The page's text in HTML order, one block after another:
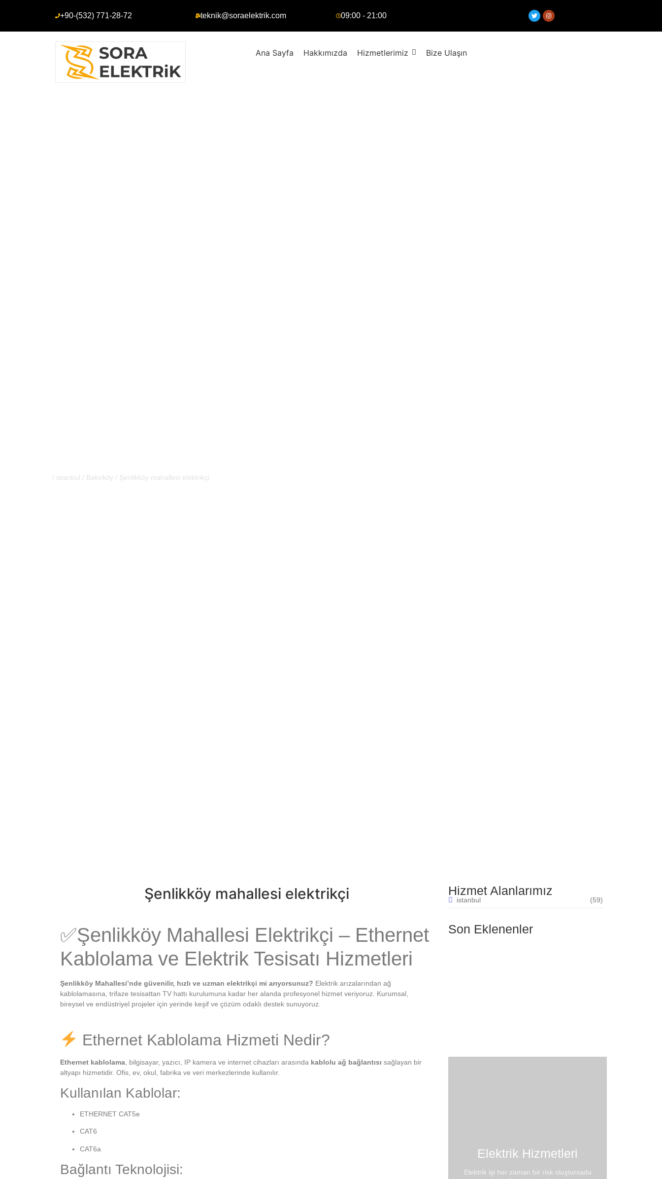
+90-(532) 771-28-72 teknik@soraelektrik.com 09:00 - 21:00
Ana Sayfa Hakkımızda Hizmetlerimiz Bize Ulaşın
/ istanbul / Bakırköy / Şenlikköy mahallesi elektrikçi
Şenlikköy mahallesi elektrikçi
✅Şenlikköy Mahallesi Elektrikçi – Ethernet
Kablolama ve Elektrik Tesisatı Hizmetleri
Şenlikköy Mahallesi’nde güvenilir, hızlı ve uzman elektrikçi mi arıyorsunuz? Elektrik arızalarından ağ
kablolamasına, trifaze tesisattan TV hattı kurulumuna kadar her alanda profesyonel hizmet veriyoruz. Kurumsal,
bireysel ve endüstriyel projeler için yerinde keşif ve çözüm odaklı destek sunuyoruz.
Ethernet Kablolama Hizmeti Nedir?
Ethernet kablolama , bilgisayar, yazıcı, IP kamera ve internet cihazları arasında kablolu ağ bağlantısı sağlayan bir
altyapı hizmetidir. Ofis, ev, okul, fabrika ve veri merkezlerinde kullanılır.
Kullanılan Kablolar:
ETHERNET CAT5e
CAT6
CAT6a
Bağlantı Teknolojisi:
Hizmet Alanlarımız
istanbul (59)
Son Eklenenler
Elektrik Hizmetleri
Elektrik işi her zaman bir risk oluştursada